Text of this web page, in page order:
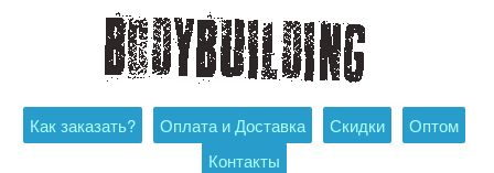
Как заказать? Оплата и Доставка Скидки
Оптом
Контакты